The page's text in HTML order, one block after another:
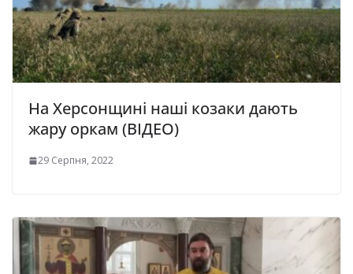
На Херсонщині наші козаки дають
жару оркам (ВІДЕО)
29 Серпня, 2022